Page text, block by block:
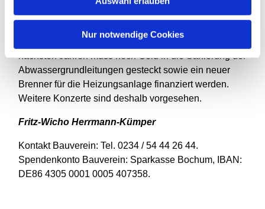
Nur notwendige Cookies
Vereinsmitglieder und Spenden. Denn in den
nächsten Jahren muss noch Geld in die Sanierung der
Abwassergrundleitungen gesteckt sowie ein neuer
Brenner für die Heizungsanlage finanziert werden.
Weitere Konzerte sind deshalb vorgesehen.
Fritz-Wicho Herrmann-Kümper
Kontakt Bauverein: Tel. 0234 / 54 44 26 44.
Spendenkonto Bauverein: Sparkasse Bochum, IBAN:
DE86 4305 0001 0005 407358.